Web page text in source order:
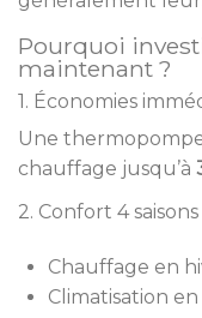
Pourquoi
maintenant ?
1. Économies
Une
chauffage jusqu’à
2. Confort 4 saisons
Chauffage en
Climatisation